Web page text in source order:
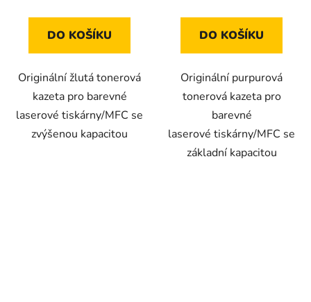
DO KOŠÍKU
Originální žlutá tonerová
kazeta pro barevné
laserové tiskárny/MFC se
zvýšenou kapacitou
DO KOŠÍKU
Originální purpurová
tonerová kazeta pro
barevné
laserové tiskárny/MFC se
základní kapacitou